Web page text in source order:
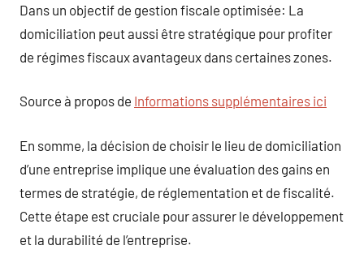
Dans un objectif de gestion fiscale optimisée: La
domiciliation peut aussi être stratégique pour profiter
de régimes fiscaux avantageux dans certaines zones.
Source à propos de Informations supplémentaires ici
En somme, la décision de choisir le lieu de domiciliation
d’une entreprise implique une évaluation des gains en
termes de stratégie, de réglementation et de fiscalité.
Cette étape est cruciale pour assurer le développement
et la durabilité de l’entreprise.